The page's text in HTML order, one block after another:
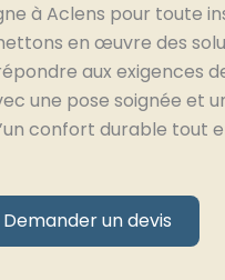
à Aclens pour toute
en œuvre des
aux exigences
une pose soignée et
confort durable tout
Demander un devis